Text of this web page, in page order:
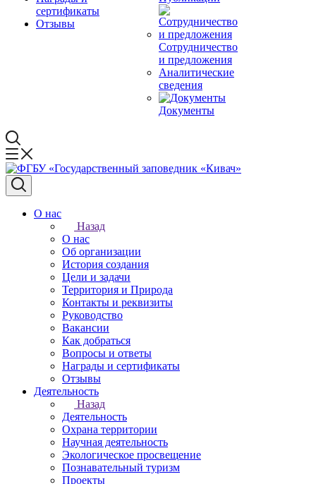
сертификаты
Отзывы
Сотрудничество
и предложения
Аналитические
сведения
Документы
О нас
Назад
О нас
Об организации
История создания
Цели и задачи
Территория и Природа
Контакты и реквизиты
Руководство
Вакансии
Как добраться
Вопросы и ответы
Награды и сертификаты
Отзывы
Деятельность
Назад
Деятельность
Охрана территории
Научная деятельность
Экологическое просвещение
Познавательный туризм
Проекты